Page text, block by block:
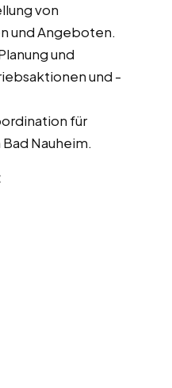
von
und Angeboten.
und
und -
für
Nauheim.